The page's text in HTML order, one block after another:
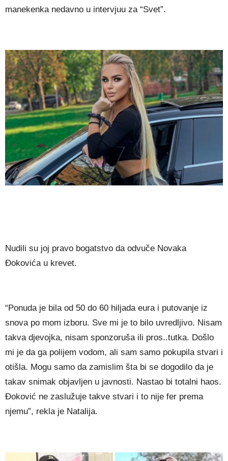
manekenka nedavno u intervjuu za “Svet”.
Nudili su joj pravo bogatstvo da odvuče Novaka
Đokovića u krevet.
“Ponuda je bila od 50 do 60 hiljada eura i putovanje iz
snova po mom izboru. Sve mi je to bilo uvredljivo. Nisam
takva djevojka, nisam sponzoruša ili pros..tutka. Došlo
mi je da ga polijem vodom, ali sam samo pokupila stvari i
otišla. Mogu samo da zamislim šta bi se dogodilo da je
takav snimak objavljen u javnosti. Nastao bi totalni haos.
Đoković ne zaslužuje takve stvari i to nije fer prema
njemu”, rekla je Natalija.